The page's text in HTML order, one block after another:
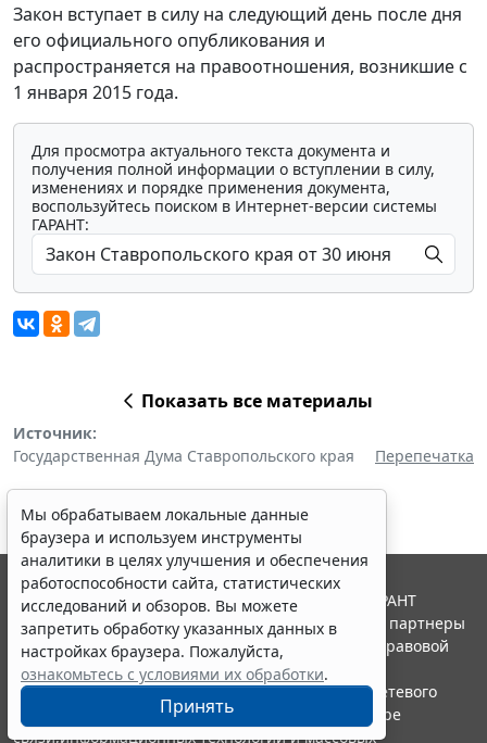
Закон вступает в силу на следующий день после дня
его официального опубликования и
распространяется на правоотношения, возникшие с
1 января 2015 года.
Для просмотра актуального текста документа и
получения полной информации о вступлении в силу,
изменениях и порядке применения документа,
воспользуйтесь поиском в Интернет-версии системы
ГАРАНТ:
Показать все материалы
Источник:
Государственная Дума Ставропольского края
Перепечатка
Мы обрабатываем локальные данные
браузера и используем инструменты
аналитики в целях улучшения и обеспечения
работоспособности сайта, статистических
исследований и обзоров. Вы можете
запретить обработку указанных данных в
настройках браузера. Пожалуйста,
ознакомьтесь с условиями их обработки.
Принять
© ООО "НПП "ГАРАНТ-СЕРВИС", 2026. Система ГАРАНТ
выпускается с 1990 года. Компания "Гарант" и ее партнеры
являются участниками Российской ассоциации правовой
информации ГАРАНТ.
Портал ГАРАНТ.РУ зарегистрирован в качестве сетевого
издания Федеральной службой по надзору в сфере
связи,информационных технологий и массовых